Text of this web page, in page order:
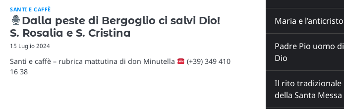
Maria e l’anticristo
Padre Pio uomo di
Dio
Il rito tradizionale
della Santa Messa
SANTI E CAFFÈ
Dalla peste di Bergoglio ci salvi Dio!
S. Rosalia e S. Cristina
15 Luglio 2024
Santi e caffè – rubrica mattutina di don Minutella
(+39) 349 410
16 38